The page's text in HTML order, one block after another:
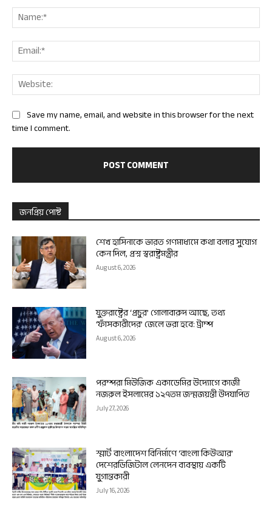
Save my name, email, and website in this browser for the next
time I comment.
জনপ্রিয় পোষ্ট
শেখ হাসিনাকে ভারত গণমাধ্যমে কথা বলার সুযোগ
কেন দিল, প্রশ্ন স্বরাষ্ট্রমন্ত্রীর
August 6, 2026
যুক্তরাষ্ট্রের ‘প্রচুর’ গোলাবারুদ আছে, তথ্য
‘ফাঁসকারীদের’ জেলে ভরা হবে: ট্রাম্প
August 6, 2026
পরম্পরা মিউজিক একাডেমির উদ্যোগে কাজী
নজরুল ইসলামের ১২৭তম জন্মজয়ন্তী উদযাপিত
July 27, 2026
স্মার্ট বাংলাদেশ বিনির্মাণে ‘বাংলা কিউআর’
দেশেরডিজিটাল লেনদেন ব্যবস্থায় একটি
যুগান্তকারী
July 16, 2026